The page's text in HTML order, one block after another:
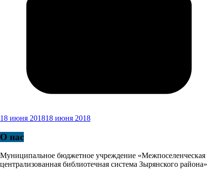
18 июня 201818 июня 2018
О нас
Муниципальное бюджетное учреждение «Межпоселенческая
централизованная библиотечная система Зырянского района»